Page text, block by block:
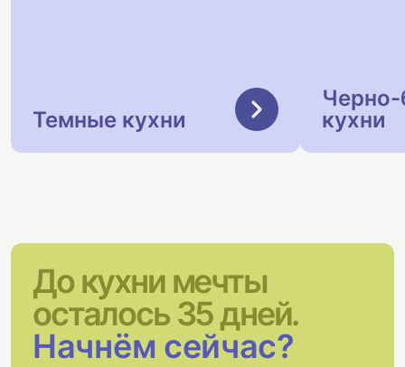
Темные кухни
кухни
До кухни мечты
осталось 35 дней.
Начнём сейчас?